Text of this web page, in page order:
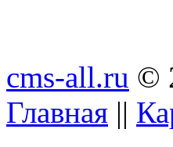
cms-all.ru ©
Главная ||